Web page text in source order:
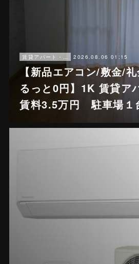
賃貸アパート・戸建賃貸 2026.08.06 01:15
【新品エアコン/敷金/
るっと0円】1K 賃貸ア
賃料3.5万円 駐車場